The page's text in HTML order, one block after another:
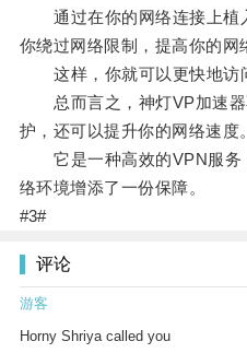
通过在你的网络连接上植
你绕过网络限制，提高你的网
这样，你就可以更快地访
总而言之，神灯VP加速器
护，还可以提升你的网络速度。
它是一种高效的VPN服务
络环境增添了一份保障。
#3#
评论
游客
Horny Shriya called you